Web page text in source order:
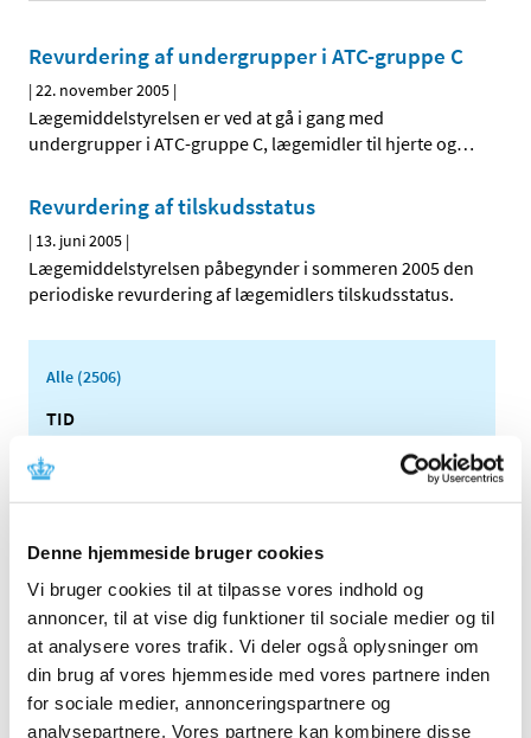
Denne hjemmeside bruger cookies
Vi bruger cookies til at tilpasse vores indhold og
annoncer, til at vise dig funktioner til sociale medier og til
at analysere vores trafik. Vi deler også oplysninger om
din brug af vores hjemmeside med vores partnere inden
for sociale medier, annonceringspartnere og
analysepartnere. Vores partnere kan kombinere disse
Revurdering af undergrupper i ATC-gruppe C
|22. november 2005 |
Lægemiddelstyrelsen er ved at gå i gang med
undergrupper i ATC-gruppe C, lægemidler til hjerte og…
Revurdering af tilskudsstatus
| 13. juni 2005 |
Lægemiddelstyrelsen påbegynder i sommeren 2005 den
periodiske revurdering af lægemidlers tilskudsstatus.
Alle (2506)
TID
2025 (158)
2023 (195)
2022 (197)
2021 (516)
2020 (263)
2019 (159)